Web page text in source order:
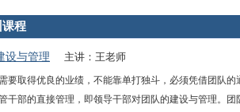
程
设与管理 主讲：王老师
要取得优良的业绩，不能靠单打独斗，必须凭借团队
干部的直接管理，即领导干部对团队的建设与管理。